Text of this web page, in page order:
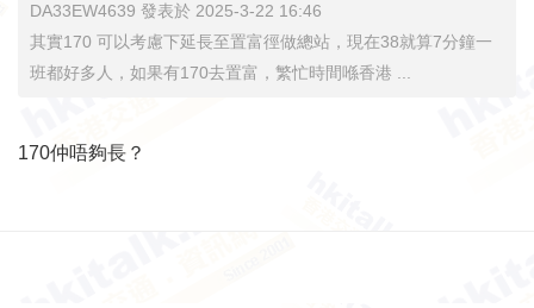
DA33EW4639 發表於 2025-3-22 16:46
其實170 可以考慮下延長至置富徑做總站，現在38就算7分鐘一
班都好多人，如果有170去置富，繁忙時間喺香港 ...
170仲唔夠長？